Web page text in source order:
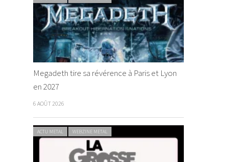
Megadeth tire sa révérence à Paris et Lyon
en 2027
6 AOÛT 2026
ACTU METAL WEBZINE METAL